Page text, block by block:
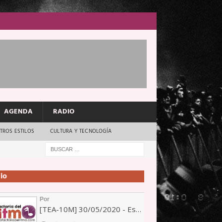
AGENDA RADIO
ESTILOS CULTURA Y TECNOLOGÍA